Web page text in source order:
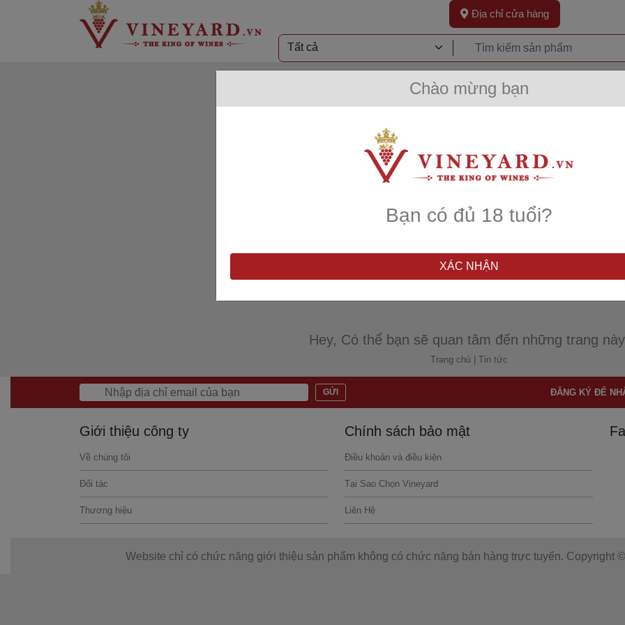
Địa chỉ cửa hàng
TẤT CẢ SẢN PHẨM Sự Kiện
DON'T PANIC!!
Trang bạn đang tìm kiếm không tồn
Hey, Có thể bạn sẽ quan tâm đến những trang
Trang chủ Tin tức
GỬI ĐĂNG KÝ ĐỂ
Giới thiệu công ty
Về chúng tôi
Đối tác
Thương hiệu
Chính sách bảo mật
Điều khoản và điều kiện
Tại Sao Chọn Vineyard
Liên Hệ
Website chỉ có chức năng giới thiệu sản phẩm không có chức năng bán hàng trực tuyến. Copyright
Chào mừng bạn
Bạn có đủ 18 tuổi?
XÁC NHẬN